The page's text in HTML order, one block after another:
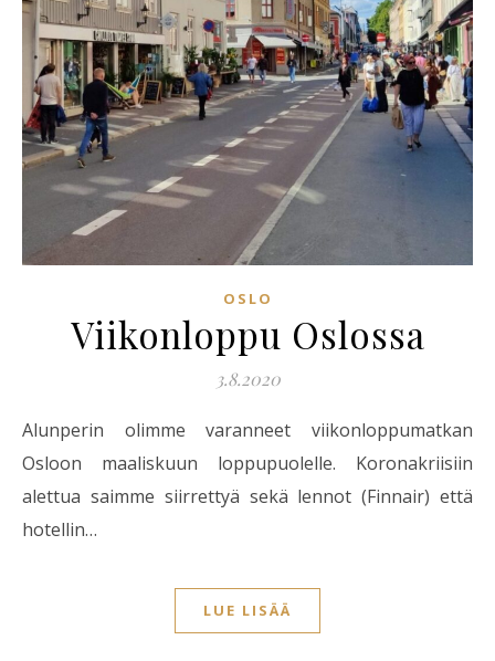
OSLO
Viikonloppu Oslossa
3.8.2020
Alunperin olimme varanneet viikonloppumatkan
Osloon maaliskuun loppupuolelle. Koronakriisiin
alettua saimme siirrettyä sekä lennot (Finnair) että
hotellin…
LUE LISÄÄ